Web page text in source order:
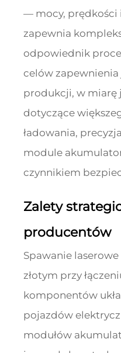
— mocy, prędkości
zapewnia
odpowiednik
celów
produkcji, w miarę
dotyczące
ładowania,
module
czynnikiem
Zalety
producentów
Spawanie
złotym przy
komponentów
pojazdów
modułów